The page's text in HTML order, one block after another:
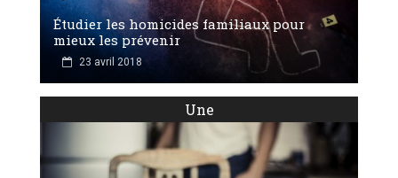
Étudier les homicides familiaux pour
mieux les prévenir
23 avril 2018
Une